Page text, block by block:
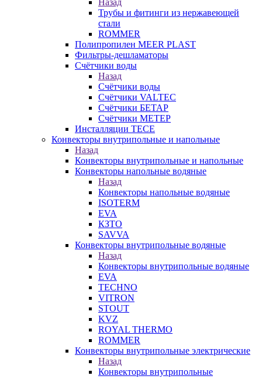
Назад
Трубы и фитинги из нержавеющей
стали
ROMMER
Полипропилен MEER PLAST
Фильтры-дешламаторы
Счётчики воды
Назад
Счётчики воды
Счётчики VALTEC
Счётчики БЕТАР
Счётчики МЕТЕР
Инсталляции TECE
Конвекторы внутрипольные и напольные
Назад
Конвекторы внутрипольные и напольные
Конвекторы напольные водяные
Назад
Конвекторы напольные водяные
ISOTERM
EVA
КЗТО
SAVVA
Конвекторы внутрипольные водяные
Назад
Конвекторы внутрипольные водяные
EVA
TECHNO
VITRON
STOUT
KVZ
ROYAL THERMO
ROMMER
Конвекторы внутрипольные электрические
Назад
Конвекторы внутрипольные